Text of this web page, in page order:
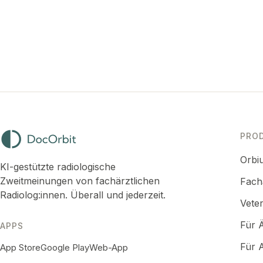
KI-gestützte radiologische
Zweitmeinungen von fachärztlichen
Radiolog:innen. Überall und jederzeit.
APPS
App StoreGoogle PlayWeb-App
Für
Für